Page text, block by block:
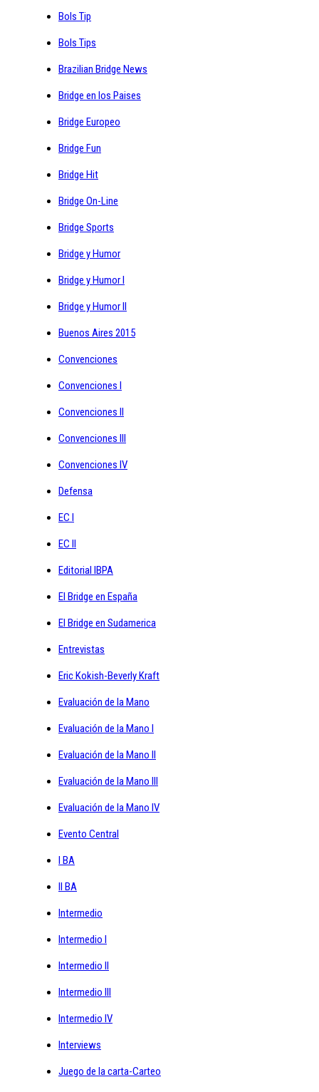
Bols Tip
Bols Tips
Brazilian Bridge News
Bridge en los Paises
Bridge Europeo
Bridge Fun
Bridge Hit
Bridge On-Line
Bridge Sports
Bridge y Humor
Bridge y Humor I
Bridge y Humor II
Buenos Aires 2015
Convenciones
Convenciones I
Convenciones II
Convenciones III
Convenciones IV
Defensa
EC I
EC II
Editorial IBPA
El Bridge en España
El Bridge en Sudamerica
Entrevistas
Eric Kokish-Beverly Kraft
Evaluación de la Mano
Evaluación de la Mano I
Evaluación de la Mano II
Evaluación de la Mano III
Evaluación de la Mano IV
Evento Central
I BA
II BA
Intermedio
Intermedio I
Intermedio II
Intermedio III
Intermedio IV
Interviews
Juego de la carta-Carteo